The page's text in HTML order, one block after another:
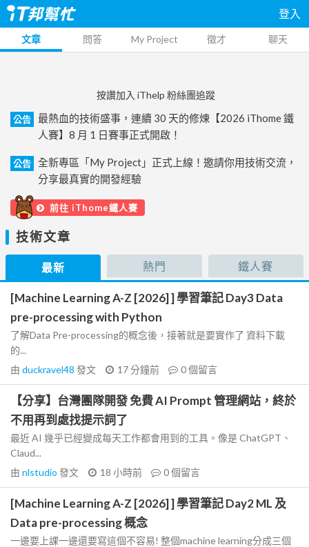
登入
文章 問答 My Project 徵才 聊天
按讚加入 iThelp 粉絲團追蹤
公告
最熱血的技術盛事，連續 30 天的修煉【2026 iThome 鐵
人賽】8 月 1 日賽事正式開啟！
公告
全新專區「My Project」正式上線！邀請你用技術交流，
分享最真實的開發經驗
前往 iThome鐵人賽
技術文章
最新 熱門 鐵人賽
[Machine Learning A-Z [2026] ] 學習筆記 Day3 Data
pre-processing with Python
了解Data Pre-processing的概念後，接著就是要實作了 資料下載
的...
由 duckravel48 發文 17 分鐘前 0個留言
【分享】台灣團隊開發 免費 AI Prompt 管理網站，終於
不用再到處找提示詞了
最近 AI 幾乎已經變成每天工作都會用到的工具。像是 ChatGPT、
Claud...
由 nlstudio 發文 18 小時前 0個留言
[Machine Learning A-Z [2026] ] 學習筆記 Day2 ML 及
Data pre-processing 概念
一邊要上課一邊還要寫這個不容易! 整個machine learning分成三個